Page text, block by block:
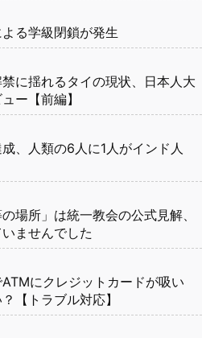
よる学級閉鎖が発生
禁に揺れるタイの現状、日本人大
ー【前編】
、人類の6人に1人がインド人
場所」は統一教会の公式見解、
ませんでした
ATMにクレジットカードが吸い
【トラブル対応】